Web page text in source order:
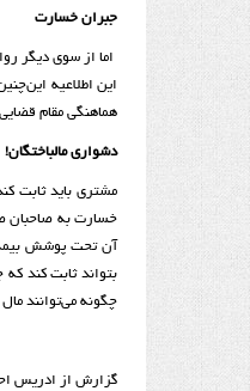
جبران خسارت
اما از سوی دیگر
این اطلاعیه
هماهنگی مقام
دشواری مالباختگان!
مشتری باید ثابت
خسارت به صاحبان
آن تحت پوشش بیمه
بتواند ثابت کند
چگونه می‌توانند
گزارش از ادریس